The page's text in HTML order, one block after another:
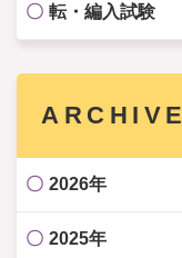
転・編入試験
ARCHIVE
2026年
2025年